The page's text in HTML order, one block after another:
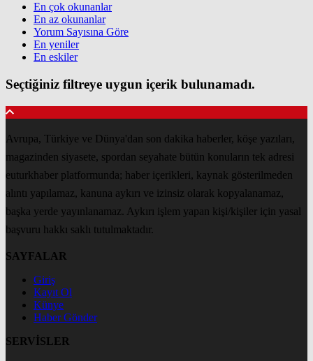
En çok okunanlar
En az okunanlar
Yorum Sayısına Göre
En yeniler
En eskiler
Seçtiğiniz filtreye uygun içerik bulunamadı.
Avrupa, Türkiye ve Dünya'dan son dakika haberler, köşe yazıları,
magazinden siyasete, spordan seyahate bütün konuların tek adresi
euturkhaber platformunda; haber içerikleri, kaynak gösterilmeden
alıntı yapılamaz, kanuna aykırı ve izinsiz olarak kopyalanamaz,
başka yerde yayınlanamaz. Aykırı işlem yapan kişi/kişiler için yasal
başvuru hakkı saklı tutulmaktadır.
SAYFALAR
Giriş
Kayıt Ol
Künye
Haber Gönder
SERVİSLER